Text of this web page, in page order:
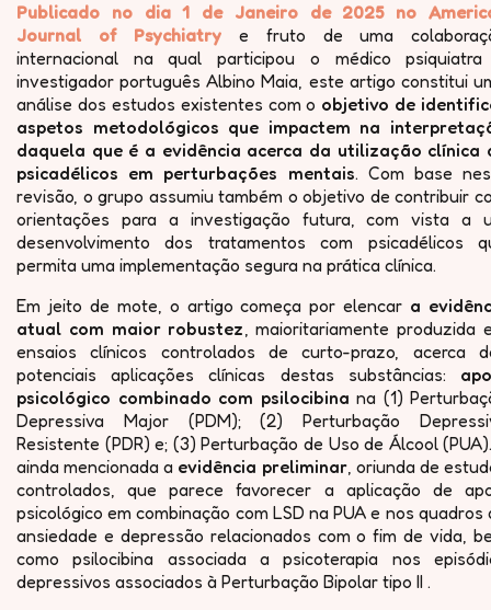
Publicado no dia 1 de Janeiro de 2025 no
Journal of Psychiatry e fruto de uma
internacional na qual participou o médico
investigador português Albino Maia, este artigo constitui
análise dos estudos existentes com o objetivo de
aspetos metodológicos que impactem na
daquela que é a evidência acerca da utilização clínica
psicadélicos em perturbações mentais. Com base
revisão, o grupo assumiu também o objetivo de contribuir
orientações para a investigação futura, com vista a
desenvolvimento dos tratamentos com psicadélicos
permita uma implementação segura na prática clínica.
Em jeito de mote, o artigo começa por elencar a
atual com maior robustez, maioritariamente produzida
ensaios clínicos controlados de curto-prazo, acerca
potenciais aplicações clínicas destas substâncias:
psicológico combinado com psilocibina na (1)
Depressiva Major (PDM); (2) Perturbação
Resistente (PDR) e; (3) Perturbação de Uso de Álcool
ainda mencionada a evidência preliminar, oriunda de
controlados, que parece favorecer a aplicação de
psicológico em combinação com LSD na PUA e nos quadros
ansiedade e depressão relacionados com o fim de vida,
como psilocibina associada a psicoterapia nos
depressivos associados à Perturbação Bipolar tipo II .